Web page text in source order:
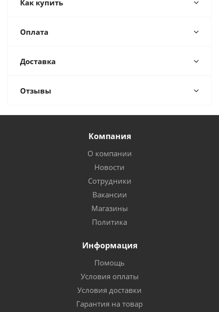
Как купить
Оплата
Доставка
Отзывы
Компания
О компании
Новости
Сотрудники
Вакансии
Магазины
Политика
Информация
Помощь
Условия оплаты
Условия доставки
Гарантия на товар